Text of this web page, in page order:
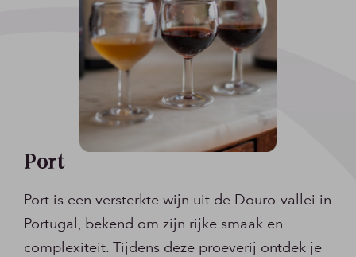
Port
Port is een versterkte wijn uit de Douro-vallei in
Portugal, bekend om zijn rijke smaak en
complexiteit. Tijdens deze proeverij ontdek je